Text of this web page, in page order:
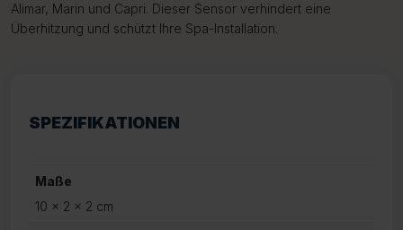
Alimar, Marin und Capri. Dieser Sensor verhindert eine
Überhitzung und schützt Ihre Spa-Installation.
SPEZIFIKATIONEN
Maße
10 × 2 × 2 cm